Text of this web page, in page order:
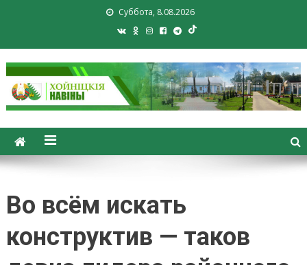
Суббота, 8.08.2026
Хойники. Хойнiцкiя навiны.
Новости Хойник. Районная
Во всём искать
конструктив — таков